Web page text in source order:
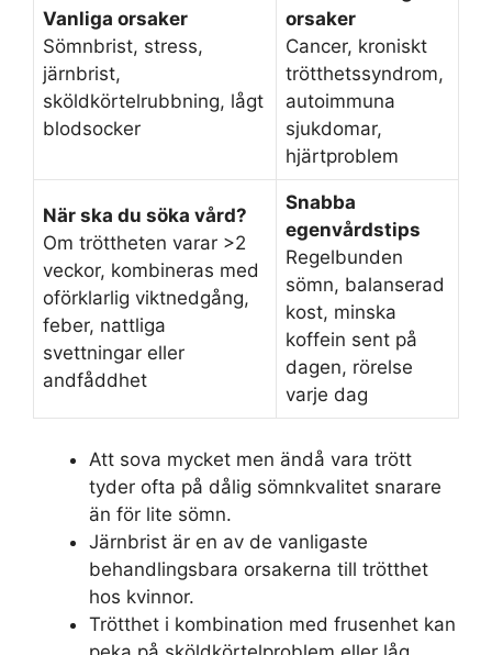
Vanliga orsaker
Sömnbrist, stress,
järnbrist,
sköldkörtelrubbning, lågt
blodsocker
orsaker
Cancer, kroniskt
trötthetssyndrom,
autoimmuna
sjukdomar,
hjärtproblem
När ska du söka vård?
Om tröttheten varar >2
veckor, kombineras med
oförklarlig viktnedgång,
feber, nattliga
svettningar eller
andfåddhet
Snabba
egenvårdstips
Regelbunden
sömn, balanserad
kost, minska
koffein sent på
dagen, rörelse
varje dag
Att sova mycket men ändå vara trött
tyder ofta på dålig sömnkvalitet snarare
än för lite sömn.
Järnbrist är en av de vanligaste
behandlingsbara orsakerna till trötthet
hos kvinnor.
Trötthet i kombination med frusenhet kan